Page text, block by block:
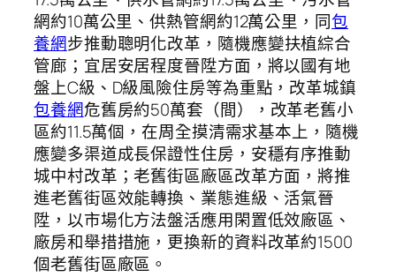
網約10萬公里、供熱管網約12萬公里，同包
養網步推動聰明化改革，隨機應變扶植綜合
管廊；宜居安居程度晉陞方面，將以國有地
盤上C級、D級風險住房等為重點，改革城鎮
包養網危舊房約50萬套（間），改革老舊小
區約11.5萬個，在周全摸清需求基本上，隨機
應變多渠道成長保證性住房，安穩有序推動
城中村改革；老舊街區廠區改革方面，將推
進老舊街區效能轉換、業態進級、活氣晉
陞，以市場化方法盤活應用閑置低效廠區、
廠房和舉措措施，更換新的資料改革約1500
個老舊街區廠區。